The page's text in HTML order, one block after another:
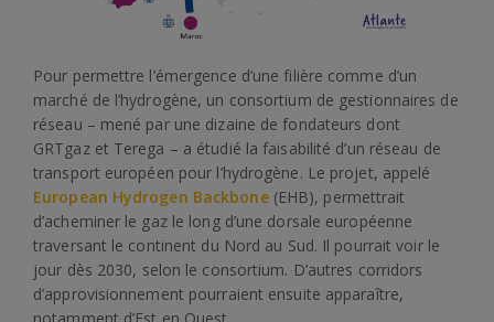
Pour permettre l’émergence d’une filière comme d’un
marché de l’hydrogène, un consortium de gestionnaires de
réseau – mené par une dizaine de fondateurs dont
GRTgaz et Terega – a étudié la faisabilité d’un réseau de
transport européen pour l’hydrogène. Le projet, appelé
European Hydrogen Backbone(EHB), permettrait
d’acheminer le gaz le long d’une dorsale européenne
traversant le continent du Nord au Sud. Il pourrait voir le
jour dès 2030, selon le consortium. D’autres corridors
d’approvisionnement pourraient ensuite apparaître,
notamment d’Est en Ouest.